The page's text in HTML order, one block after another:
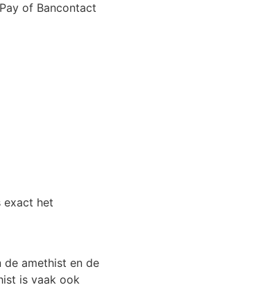
of Bancontact
exact het
de amethist en de
is vaak ook